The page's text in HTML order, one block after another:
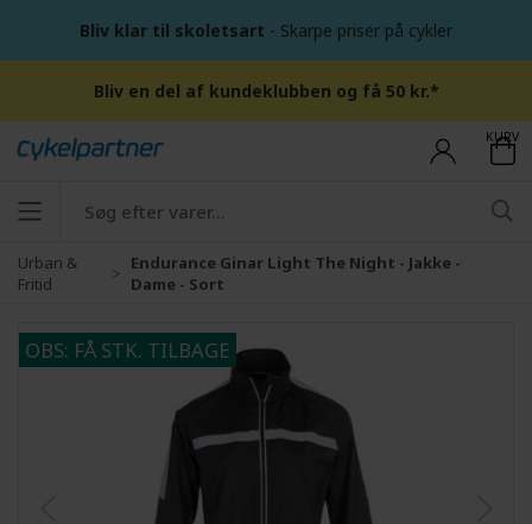
Bliv klar til skoletsart - Skarpe priser på cykler
Bliv en del af kundeklubben og få 50 kr.*
KURV
Urban &
Fritid
Endurance Ginar Light The Night - Jakke -
Dame - Sort
OBS: FÅ STK. TILBAGE